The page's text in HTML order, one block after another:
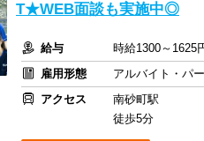
T★WEB面談も実施中◎
給与
時給1300～
雇用形態
アルバイト・パ
アクセス
南砂町駅
徒歩5分